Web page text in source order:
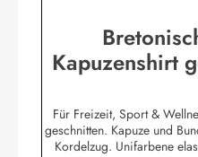
Kapuzenshirt
Für Freizeit, Sport &
geschnitten. Kapuze und
Kordelzug. Unifarbene